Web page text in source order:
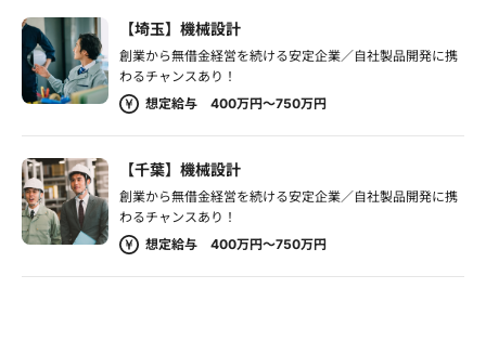
【埼玉】機械設計
創業から無借金経営を続ける安定企業／自社製品開発に携
わるチャンスあり！
想定給与 400万円～750万円
【千葉】機械設計
創業から無借金経営を続ける安定企業／自社製品開発に携
わるチャンスあり！
想定給与 400万円～750万円